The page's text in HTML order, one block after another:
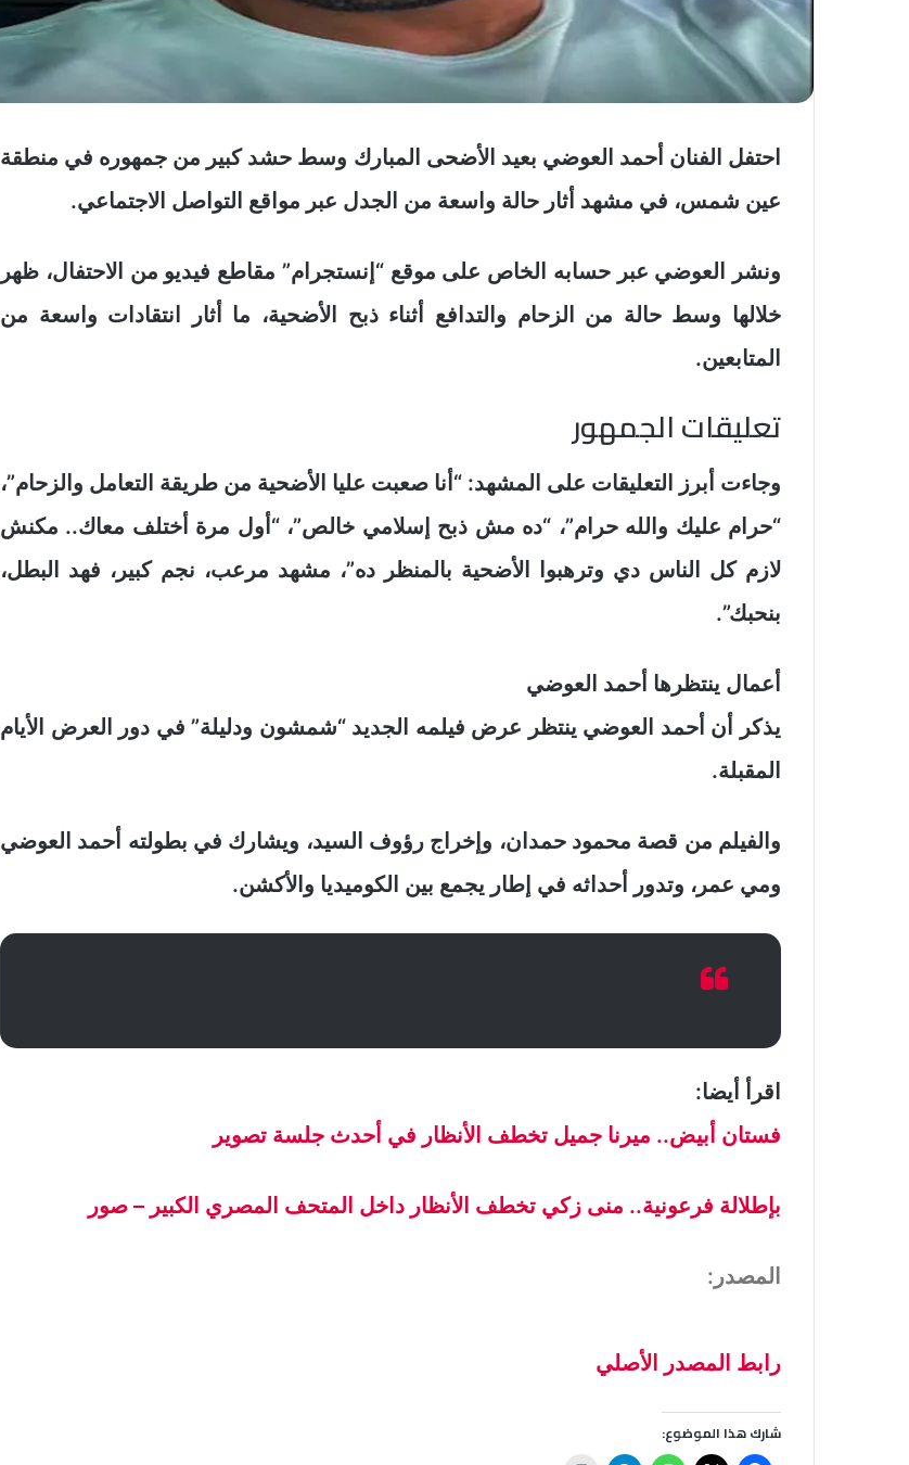
احتفل الفنان أحمد العوضي بعيد الأضحى المبارك وسط حشد كبير من جمهوره في منطقة
عين شمس، في مشهد أثار حالة واسعة من الجدل عبر مواقع التواصل الاجتماعي.
ونشر العوضي عبر حسابه الخاص على موقع “إنستجرام” مقاطع فيديو من الاحتفال، ظهر
خلالها وسط حالة من الزحام والتدافع أثناء ذبح الأضحية، ما أثار انتقادات واسعة من
المتابعين.
تعليقات الجمهور
وجاءت أبرز التعليقات على المشهد: “أنا صعبت عليا الأضحية من طريقة التعامل والزحام”،
“حرام عليك والله حرام”، “ده مش ذبح إسلامي خالص”، “أول مرة أختلف معاك.. مكنش
لازم كل الناس دي وترهبوا الأضحية بالمنظر ده”، مشهد مرعب، نجم كبير، فهد البطل،
بنحبك”.
أعمال ينتظرها أحمد العوضي
يذكر أن أحمد العوضي ينتظر عرض فيلمه الجديد “شمشون ودليلة” في دور العرض الأيام
المقبلة.
والفيلم من قصة محمود حمدان، وإخراج رؤوف السيد، ويشارك في بطولته أحمد العوضي
ومي عمر، وتدور أحداثه في إطار يجمع بين الكوميديا والأكشن.
اقرأ أيضا:
فستان أبيض.. ميرنا جميل تخطف الأنظار في أحدث جلسة تصوير
بإطلالة فرعونية.. منى زكي تخطف الأنظار داخل المتحف المصري الكبير – صور
المصدر:
رابط المصدر الأصلي
شارك هذا الموضوع: